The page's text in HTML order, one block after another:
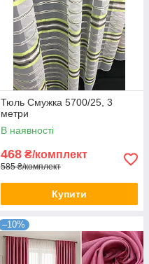
Тюль Смужка 5700/25, 3
метри
В наявності
468 ₴/комплект
585 ₴/комплект
Купити
–10%